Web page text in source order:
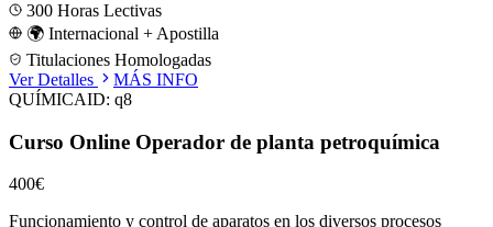
300 Horas Lectivas
🌍 Internacional + Apostilla
Titulaciones Homologadas
Ver Detalles
MÁS INFO
QUÍMICAID: q8
Curso Online Operador de planta petroquímica
400€
Funcionamiento y control de aparatos en los diversos procesos